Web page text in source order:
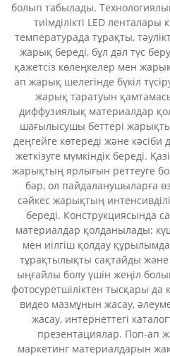
болып табылады.
тиімділікті LED ленталары
температурада тұрақты,
жарық береді, бұл дәл түс
қажетсіз көлеңкелер мен
ап жарық шелегінде бүкіл
жарық таратуын
диффузиялық материалдар
шағылысушы беттері
деңгейге көтереді және кәсіби
жеткізуге мүмкіндік береді.
жарықтың ярлығын реттеуге
бар, ол пайдаланушыларға
сәйкес жарықтың
береді. Конструкциясында
материалдар қолданылады:
мен иілгіш қолдау
тұрақтылықты сақтайды және
ыңғайлы болу үшін жеңіл
фотосуретшіліктен тысқары да
видео мазмұнын жасау,
жасау, интернеттегі
презентациялар. Поп-ап
маркетинг материалдарын